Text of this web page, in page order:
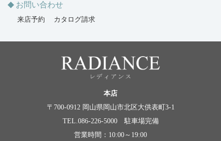
お問い合わせ
来店予約 カタログ請求
本店
〒700-0912 岡山県岡山市北区大供表町3-1
TEL.086-226-5000 駐車場完備
営業時間：10:00～19:00